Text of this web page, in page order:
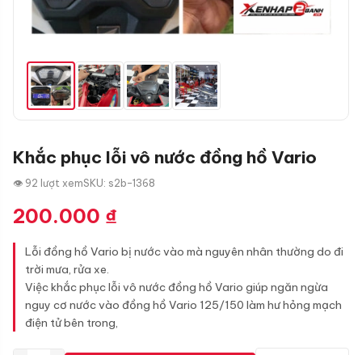
Khắc phục lỗi vô nước đồng hồ Vario
👁 92 lượt xemSKU: s2b-1368
200.000 ₫
Lỗi đồng hồ Vario bị nước vào mà nguyên nhân thường do đi
trời mưa, rửa xe.
Việc khắc phục lỗi vô nước đồng hồ Vario giúp ngăn ngừa
nguy cơ nước vào đồng hồ Vario 125/150 làm hư hỏng mạch
điện tử bên trong,